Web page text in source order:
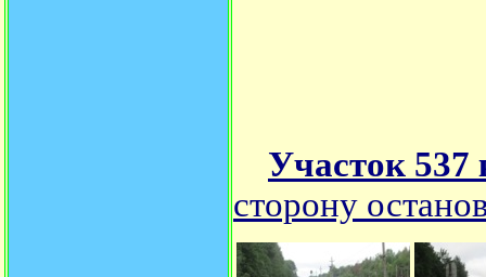
Участок 537
сторону